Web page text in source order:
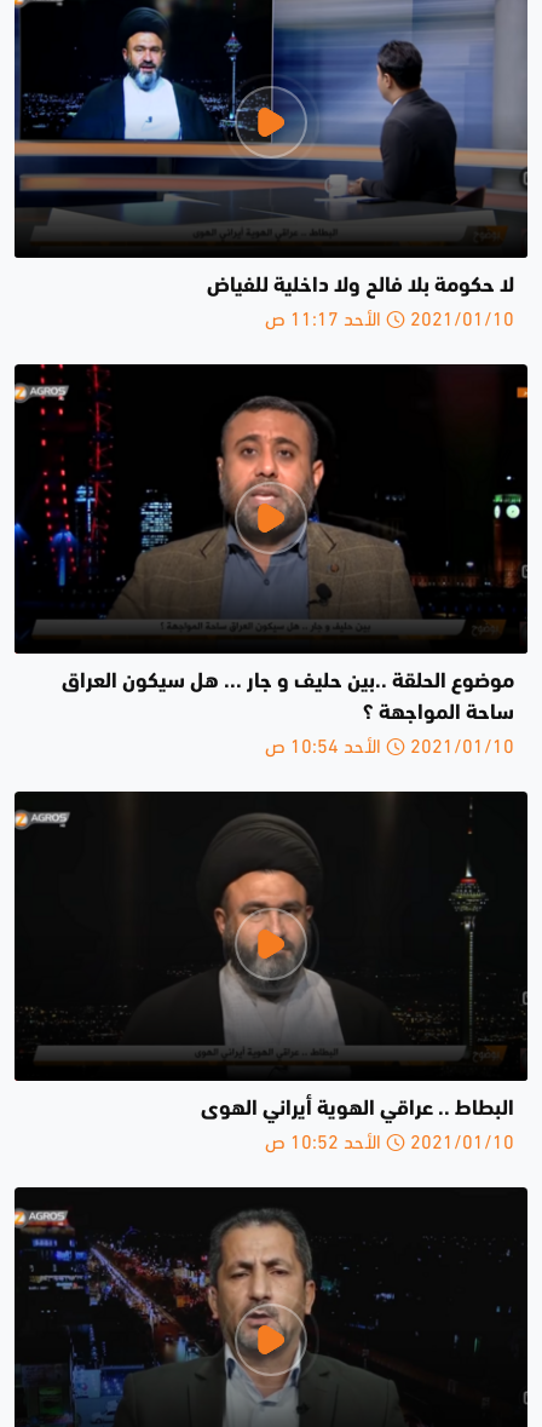
لا حكومة بلا فالح ولا داخلية للفياض
2021/01/10 الأحد 11:17 ص
موضوع الحلقة ..بين حليف و جار ... هل سيكون العراق
ساحة المواجهة ؟
2021/01/10 الأحد 10:54 ص
البطاط .. عراقي الهوية أيراني الهوى
2021/01/10 الأحد 10:52 ص